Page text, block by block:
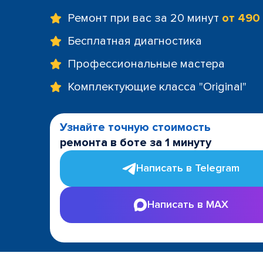
Ремонт при вас за 20 минут от
Бесплатная диагностика
Профессиональные мастера
Комплектующие класса "Original"
Узнайте точную стоимость
ремонта в боте за 1 минуту
Написать в Telegram
Написать в MAX